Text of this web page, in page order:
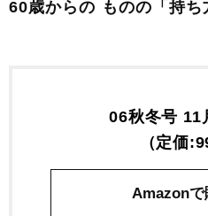
60歳からの ものの「持ち
06秋冬号 11
（定価
Amazonで